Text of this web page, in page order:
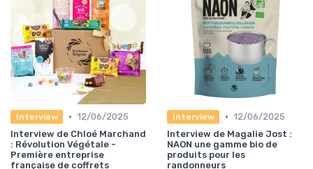
Interview • 12/06/2025
Interview de Chloé Marchand
: Révolution Végétale -
Première entreprise
française de coffrets
Interview • 12/06/2025
Interview de Magalie Jost :
NAON une gamme bio de
produits pour les
randonneurs